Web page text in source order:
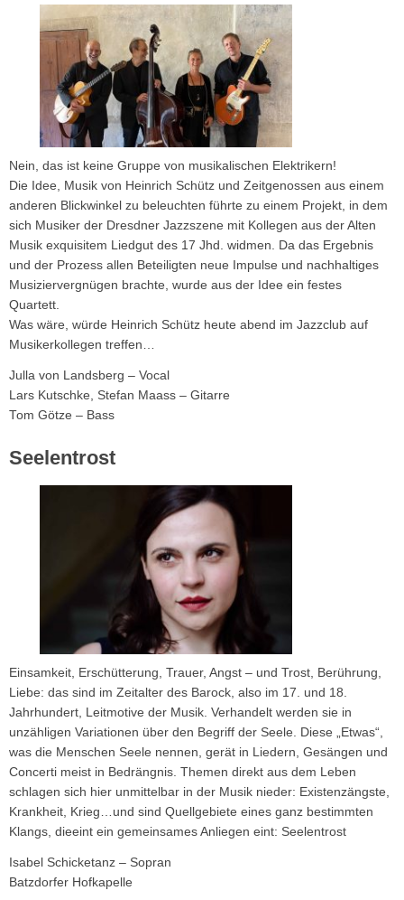
Nein, das ist keine Gruppe von musikalischen Elektrikern!
Die Idee, Musik von Heinrich Schütz und Zeitgenossen aus einem
anderen Blickwinkel zu beleuchten führte zu einem Projekt, in dem
sich Musiker der Dresdner Jazzszene mit Kollegen aus der Alten
Musik exquisitem Liedgut des 17 Jhd. widmen. Da das Ergebnis
und der Prozess allen Beteiligten neue Impulse und nachhaltiges
Musiziervergnügen brachte, wurde aus der Idee ein festes
Quartett.
Was wäre, würde Heinrich Schütz heute abend im Jazzclub auf
Musikerkollegen treffen…
Julla von Landsberg – Vocal
Lars Kutschke, Stefan Maass – Gitarre
Tom Götze – Bass
Seelentrost
Einsamkeit, Erschütterung, Trauer, Angst – und Trost, Berührung,
Liebe: das sind im Zeitalter des Barock, also im 17. und 18.
Jahrhundert, Leitmotive der Musik. Verhandelt werden sie in
unzähligen Variationen über den Begriff der Seele. Diese „Etwas“,
was die Menschen Seele nennen, gerät in Liedern, Gesängen und
Concerti meist in Bedrängnis. Themen direkt aus dem Leben
schlagen sich hier unmittelbar in der Musik nieder: Existenzängste,
Krankheit, Krieg…und sind Quellgebiete eines ganz bestimmten
Klangs, dieeint ein gemeinsames Anliegen eint: Seelentrost
Isabel Schicketanz – Sopran
Batzdorfer Hofkapelle